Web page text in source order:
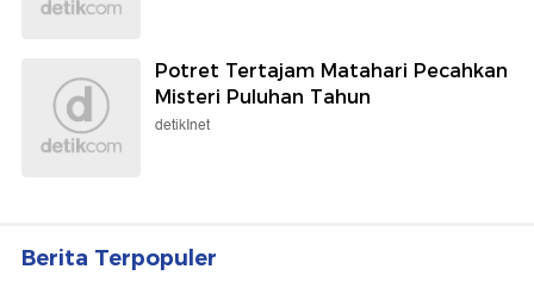
Potret Tertajam Matahari Pecahkan
Misteri Puluhan Tahun
detikInet
Berita Terpopuler